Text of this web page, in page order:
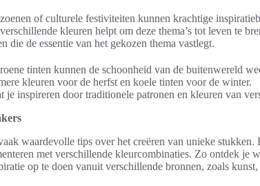
of culturele festiviteiten kunnen krachtige
kleuren helpt om deze thema’s tot leven te
die de essentie van het gekozen thema vastlegt.
tinten kunnen de schoonheid van de buitenwereld
kleuren voor de herfst en koele tinten voor de winter.
je inspireren door traditionele patronen en kleuren van
waardevolle tips over het creëren van unieke stukken.
met verschillende kleurcombinaties. Zo ontdek je
op te doen vanuit verschillende bronnen, zoals